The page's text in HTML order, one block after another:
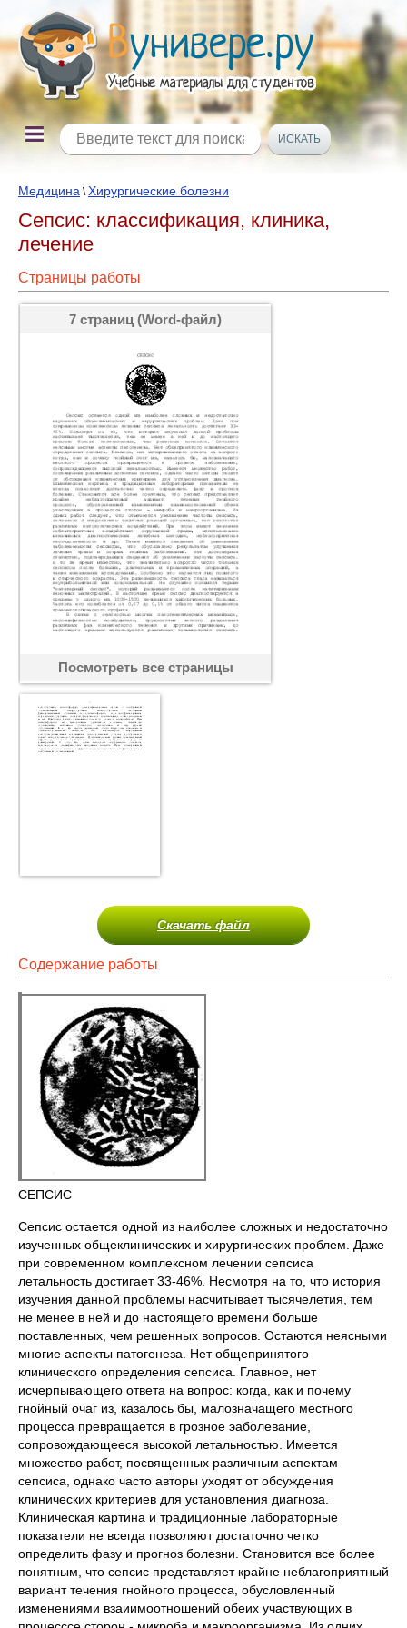
Медицина \Хирургические болезни
Сепсис: классификация, клиника,
лечение
Страницы работы
7 страниц (Word-файл)
Посмотреть все страницы
Скачать файл
Содержание работы
СЕПСИС
Сепсис остается одной из наиболее сложных и недостаточно
изученных общеклинических и хирургических проблем. Даже
при современном комплексном лечении сепсиса
летальность достигает 33-46%. Несмотря на то, что история
изучения данной проблемы насчитывает тысячелетия, тем
не менее в ней и до настоящего времени больше
поставленных, чем решенных вопросов. Остаются неясными
многие аспекты патогенеза. Нет общепринятого
клинического определения сепсиса. Главное, нет
исчерпывающего ответа на вопрос: когда, как и почему
гнойный очаг из, казалось бы, малозначащего местного
процесса превращается в грозное эаболевание,
сопровождающееся высокой летальностью. Имеется
множество работ, посвященных различным аспектам
сепсиса, однако часто авторы уходят от обсуждения
клинических критериев для установления диагноза.
Клиническая картина и традиционные лабораторные
показатели не всегда позволяют достаточно четко
определить фазу и прогноз болезни. Становится все более
понятным, что сепсис представляет крайне неблагоприятный
вариант течения гнойного процесса, обусловленный
изменениями взаиимоотношений обеих участвующих в